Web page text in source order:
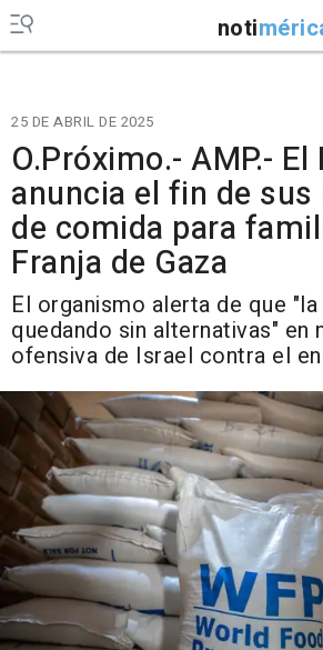
noti
25 DE ABRIL DE 2025
O.Próximo.- AMP.- El
anuncia el fin de sus
de comida para
Franja de Gaza
El organismo alerta de que
quedando sin alternativas" en
ofensiva de Israel contra el